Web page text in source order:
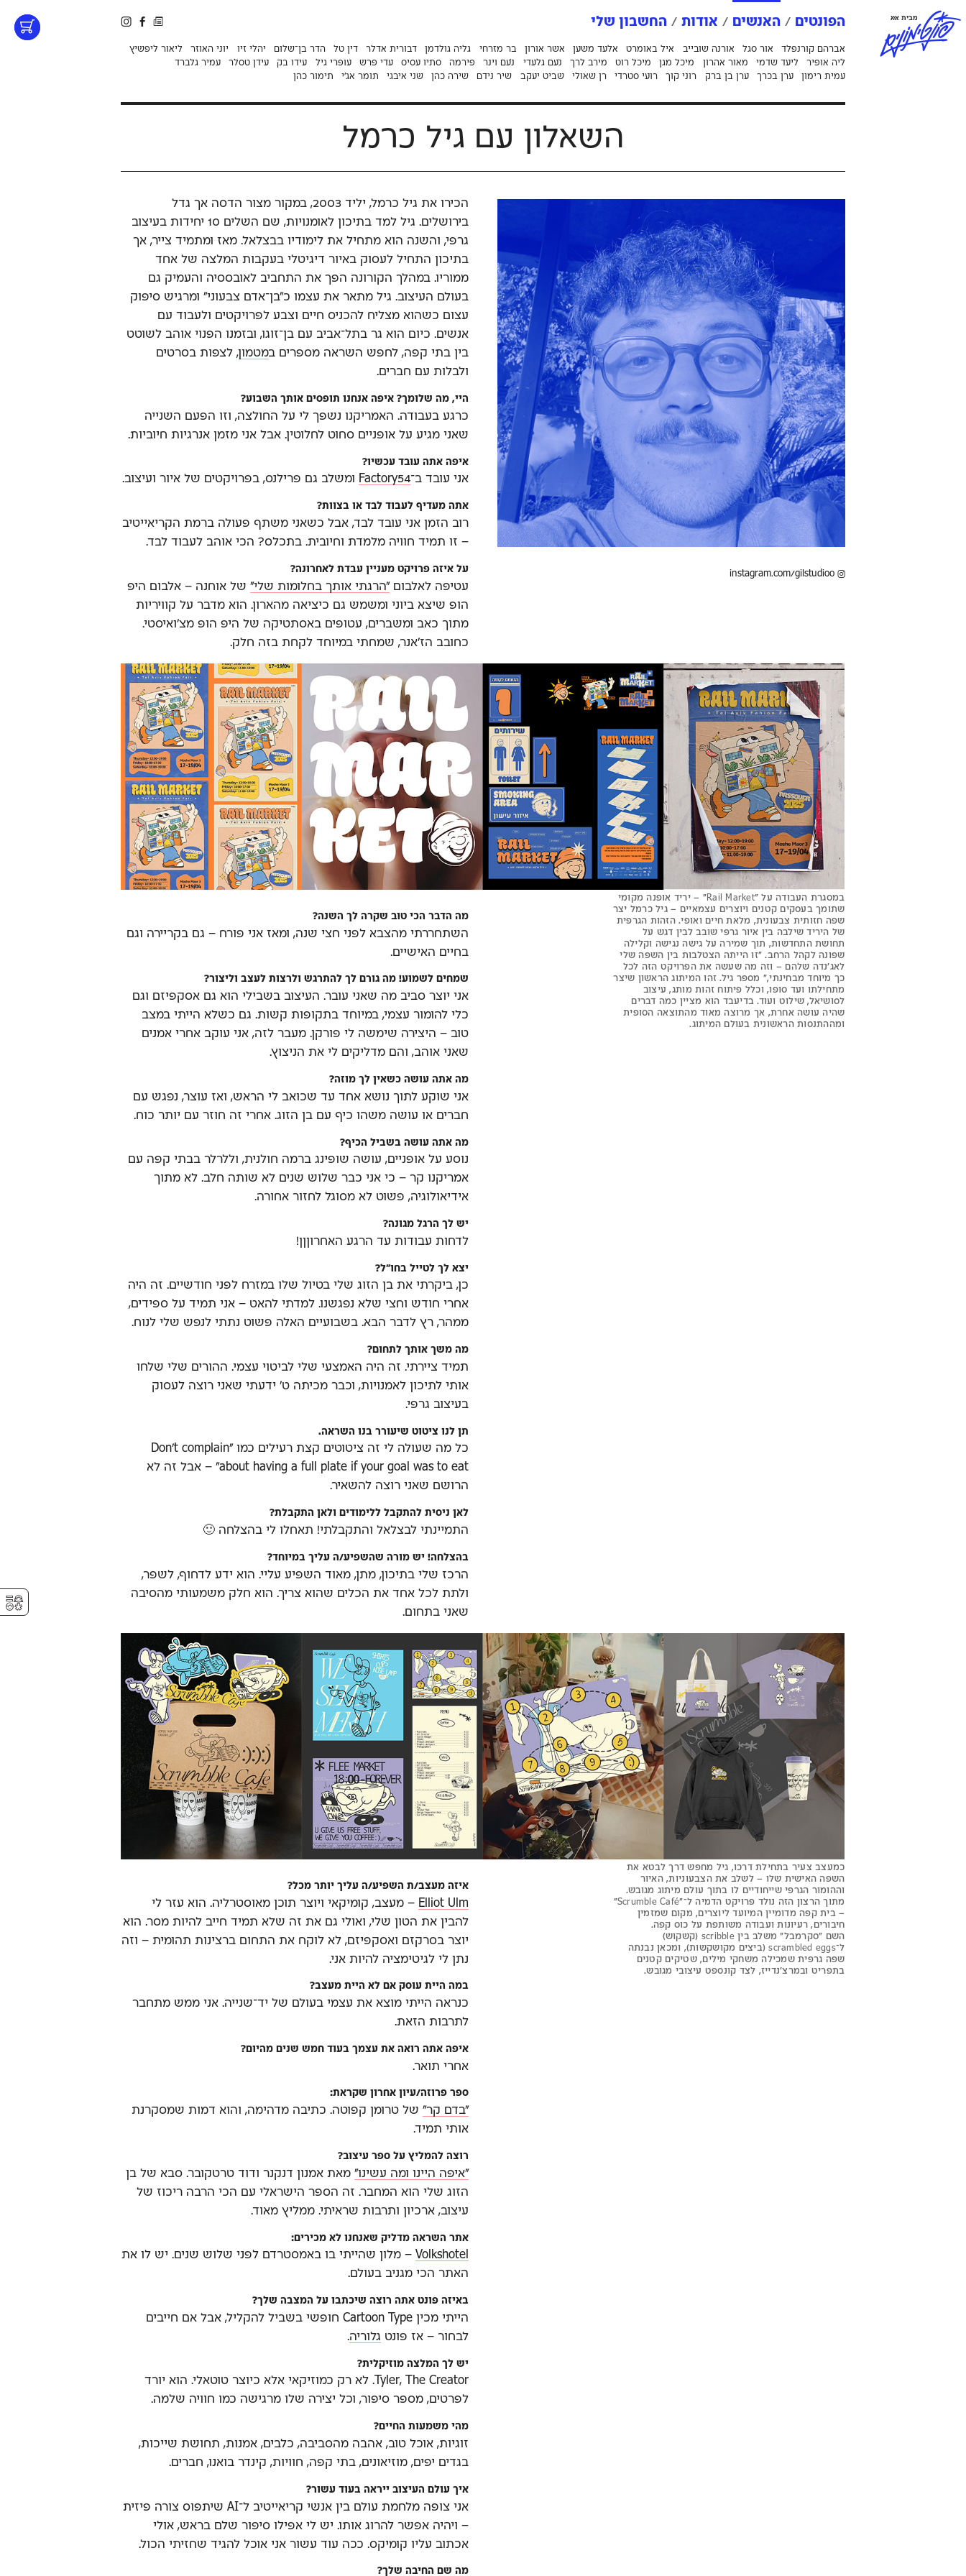
פונטימוניםמבית אאא הפונטים האנשים אודות החשבון שלי
אברהם קורנפלד אור סגל אורנה שובייב איל באומרט אלעד משען אשר אורון בר מזרחי גליה גולדמן דבורית אדלר דין טל הדר בן־שלום יהלי זיו יוני האוזר
ליאור ליפשיץ
ליה אופיר
ליעד שדמי מאור אהרון מיכל מגן מיכל רוט מירב לרך נֹעם גלעדי נֹעם וינר פירמה סתיו עסיס עדי פרש עופרי גיל עידו בק עידן טסלר
עמיר גלברד
עמית רימון
ערן בכרך ערן בן ברק רוני קוך רועי סטרדי רן שאולי שביט יעקב שיר נידם שירה כהן שני איבגי תומר אג׳י תימור כהן
השאלון עם גיל כרמל
הכירו את גיל כרמל, יליד 2003, במקור מצור הדסה אך גדל
בירושלים. גיל למד בתיכון לאומנויות, שם השלים 10 יחידות בעיצוב
גרפי, והשנה הוא מתחיל את לימודיו בבצלאל. מאז ומתמיד צייר, אך
בתיכון התחיל לעסוק באיור דיגיטלי בעקבות המלצה של אחד
ממוריו. במהלך הקורונה הפך את התחביב לאובססיה והעמיק גם
בעולם העיצוב. גיל מתאר את עצמו כ״בן־אדם צבעוני״ ומרגיש סיפוק
עצום כשהוא מצליח להכניס חיים וצבע לפרויקטים ולעבוד עם
אנשים. כיום הוא גר בתל־אביב עם בן־זוגו, ובזמנו הפנוי אוהב לשוטט
בין בתי קפה, לחפש השראה מספרים במטמון, לצפות בסרטים
ולבלות עם חברים.
היי, מה שלומך? איפה אנחנו תופסים אותך השבוע?
כרגע בעבודה. האמריקנו נשפך לי על החולצה, וזו הפעם השנייה
שאני מגיע על אופניים סחוט לחלוטין. אבל אני מזמן אנרגיות חיוביות.
איפה אתה עובד עכשיו?
אני עובד ב־Factory54 ומשלב גם פרילנס, בפרויקטים של איור ועיצוב.
אתה מעדיף לעבוד לבד או בצוות?
רוב הזמן אני עובד לבד, אבל כשאני משתף פעולה ברמת הקריאייטיב
– זו תמיד חוויה מלמדת וחיובית. בתכלס? הכי אוהב לעבוד לבד.
על איזה פרויקט מעניין עבדת לאחרונה?
עטיפה לאלבום״הרגתי אותך בחלומות שלי״ של אוחנה – אלבום היפ
הופ שיצא ביוני ומשמש גם כיציאה מהארון. הוא מדבר על קוויריות
מתוך כאב ומשברים, עטופים באסתטיקה של היפ הופ מצ'ואיסטי.
כחובב הז'אנר, שמחתי במיוחד לקחת בזה חלק.
במסגרת העבודה על "Rail Market" – יריד אופנה מקומי
שתומך בעסקים קטנים ויוצרים עצמאיים – גיל כרמל יצר
שפה חזותית צבעונית, מלאת חיים ואופי. הזהות הגרפית
של היריד שילבה בין איור גרפי שובב לבין דגש על
תחושת התחדשות, תוך שמירה על גישה נגישה וקלילה
שפונה לקהל הרחב. "זו הייתה הצטלבות בין השפה שלי
לאג'נדה שלהם – וזה מה שעשה את הפרויקט הזה לכל
כך מיוחד מבחינתי," מספר גיל. זהו המיתוג הראשון שיצר
מתחילתו ועד סופו, וכלל פיתוח זהות מותג, עיצוב
לסושיאל, שילוט ועוד. בדיעבד הוא מציין כמה דברים
שהיה עושה אחרת, אך מרוצה מאוד מהתוצאה הסופית
ומההתנסות הראשונית בעולם המיתוג.
מה הדבר הכי טוב שקרה לך השנה?
השתחררתי מהצבא לפני חצי שנה, ומאז אני פורח – גם בקריירה וגם
בחיים האישיים.
שמחים לשמוע! מה גורם לך להתרגש ולרצות לעצב וליצור?
אני יוצר סביב מה שאני עובר. העיצוב בשבילי הוא גם אסקפיזם וגם
כלי להומור עצמי, במיוחד בתקופות קשות. גם כשלא הייתי במצב
טוב – היצירה שימשה לי פורקן. מעבר לזה, אני עוקב אחרי אמנים
שאני אוהב, והם מדליקים לי את הניצוץ.
מה אתה עושה כשאין לך מוזה?
אני שוקע לתוך נושא אחד עד שכואב לי הראש, ואז עוצר, נפגש עם
חברים או עושה משהו כיף עם בן הזוג. אחרי זה חוזר עם יותר כוח.
מה אתה עושה בשביל הכיף?
נוסע על אופניים, עושה שופינג ברמה חולנית, וללרלר בבתי קפה עם
אמריקנו קר – כי אני כבר שלוש שנים לא שותה חלב. לא מתוך
אידיאולוגיה, פשוט לא מסוגל לחזור אחורה.
יש לך הרגל מגונה?
לדחות עבודות עד הרגע האחרוןןן!
יצא לך לטייל בחו״ל?
כן, ביקרתי את בן הזוג שלי בטיול שלו במזרח לפני חודשיים. זה היה
אחרי חודש וחצי שלא נפגשנו. למדתי להאט – אני תמיד על ספידים,
ממהר, רץ לדבר הבא. בשבועיים האלה פשוט נתתי לנפש שלי לנוח.
מה משך אותך לתחום?
תמיד ציירתי. זה היה האמצעי שלי לביטוי עצמי. ההורים שלי שלחו
אותי לתיכון לאמנויות, וכבר מכיתה ט' ידעתי שאני רוצה לעסוק
בעיצוב גרפי.
תן לנו ציטוט שיעורר בנו השראה.
כל מה שעולה לי זה ציטוטים קצת רעילים כמו "Don't complain
about having a full plate if your goal was to eat" – אבל זה לא
הרושם שאני רוצה להשאיר.
לאן ניסית להתקבל ללימודים ולאן התקבלת?
התמיינתי לבצלאל והתקבלתי! תאחלו לי בהצלחה 🙂
בהצלחה! יש מורה שהשפיע/ה עליך במיוחד?
הרכז שלי בתיכון, מתן, מאוד השפיע עליי. הוא ידע לדחוף, לשפר,
ולתת לכל אחד את הכלים שהוא צריך. הוא חלק משמעותי מהסיבה
שאני בתחום.
כמעצב צעיר בתחילת דרכו, גיל מחפש דרך לבטא את
השפה האישית שלו – לשלב את הצבעוניות, האיור
וההומור הגרפי שייחודיים לו בתוך עולם מיתוג מגובש.
מתוך הרצון הזה נולד פרויקט הדמיה ל־"Scrumble Café"
– בית קפה מדומיין המיועד ליוצרים, מקום שמזמין
חיבורים, רעיונות ועבודה משותפת על כוס קפה.
השם “סקרמבל” משלב בין scribble (קשקוש)
ל־scrambled eggs (ביצים מקושקשות), ומכאן נבנתה
שפה גרפית שמכילה משחקי מילים, שטיקים קטנים
בתפריט ובמרצ'נדייז, לצד קונספט עיצובי מגובש.
איזה מעצב/ת השפיע/ה עליך יותר מכל?
Elliot Ulm – מעצב, קומיקאי ויוצר תוכן מאוסטרליה. הוא עזר לי
להבין את הטון שלי, ואולי גם את זה שלא תמיד חייב להיות מסר. הוא
יוצר בסרקזם ואסקפיזם, לא לוקח את התחום ברצינות תהומית – וזה
נתן לי לגיטימציה להיות אני.
במה היית עוסק אם לא היית מעצב?
כנראה הייתי מוצא את עצמי בעולם של יד־שנייה. אני ממש מתחבר
לתרבות הזאת.
איפה אתה רואה את עצמך בעוד חמש שנים מהיום?
אחרי תואר.
ספר פרוזה/עיון אחרון שקראת:
"בדם קר" של טרומן קפוטה. כתיבה מדהימה, והוא דמות שמסקרנת
אותי תמיד.
רוצה להמליץ על ספר עיצוב?
"איפה היינו ומה עשינו" מאת אמנון דנקנר ודוד טרטקובר. סבא של בן
הזוג שלי הוא המחבר. זה הספר הישראלי עם הכי הרבה ריכוז של
עיצוב, ארכיון ותרבות שראיתי. ממליץ מאוד.
אתר השראה מדליק שאנחנו לא מכירים:
Volkshotel – מלון שהייתי בו באמסטרדם לפני שלוש שנים. יש לו את
האתר הכי מגניב בעולם.
באיזה פונט אתה רוצה שיכתבו על המצבה שלך?
הייתי מכין Cartoon Type חופשי בשביל להקליל, אבל אם חייבים
לבחור – אז פונט גלוריה.
יש לך המלצה מוזיקלית?
Tyler, The Creator. לא רק כמוזיקאי אלא כיוצר טוטאלי. הוא יורד
לפרטים, מספר סיפור, וכל יצירה שלו מרגישה כמו חוויה שלמה.
מהי משמעות החיים?
זוגיות, אוכל טוב, אהבה מהסביבה, כלבים, אמנות, תחושת שייכות,
בגדים יפים, מוזיאונים, בתי קפה, חוויות, קינדר בואנו, חברים.
איך עולם העיצוב ייראה בעוד עשור?
אני צופה מלחמת עולם בין אנשי קריאייטיב ל־AI שיתפוס צורה פיזית
– ויהיה אפשר להרוג אותו. יש לי אפילו סיפור שלם בראש, אולי
אכתוב עליו קומיקס. ככה עוד עשור אני אוכל להגיד שחזיתי הכול.
מה שם החיבה שלך?
instagram.com/gilstudioo
⚥︎